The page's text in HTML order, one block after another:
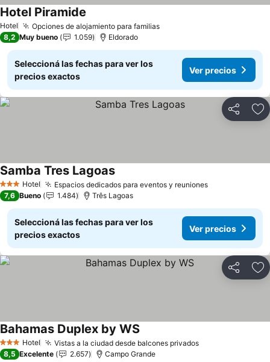
Hotel Opciones de alojamiento para familias
Hotel Piramide
8,2 Muy bueno 1.059 Eldorado
Seleccioná las fechas para ver los
precios exactos
Ver precios
Compartir
3 Estrellas
Hotel Espacios dedicados para eventos y reuniones
Samba Tres Lagoas
7,6 Bueno 1.484 Três Lagoas
Seleccioná las fechas para ver los
precios exactos
Ver precios
Compartir
3 Estrellas
Hotel Vistas a la ciudad desde balcones privados
Bahamas Duplex by WS
8,5 Excelente 2.657 Campo Grande